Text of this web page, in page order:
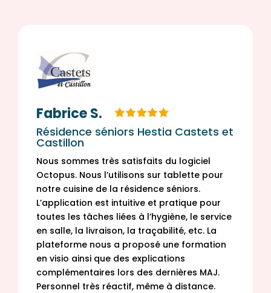
Fabrice S.
Résidence séniors Hestia Castets et
Castillon
Nous sommes très satisfaits du logiciel
Octopus. Nous l’utilisons sur tablette pour
notre cuisine de la résidence séniors.
L’application est intuitive et pratique pour
toutes les tâches liées à l’hygiène, le service
en salle, la livraison, la traçabilité, etc. La
plateforme nous a proposé une formation
en visio ainsi que des explications
complémentaires lors des dernières MAJ.
Personnel très réactif, même à distance.